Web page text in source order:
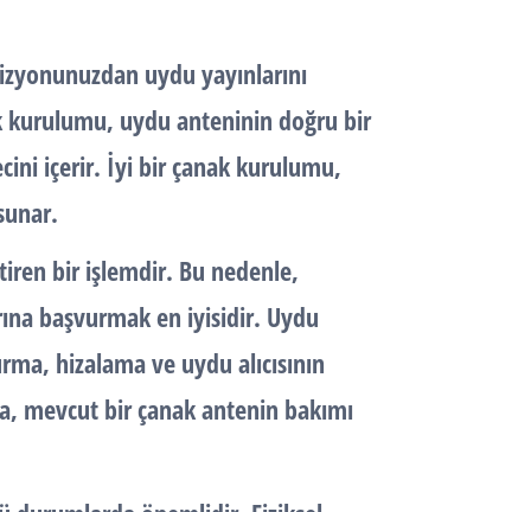
uydu yayınlarını
kurulumu, uydu anteninin doğru bir
içerir. İyi bir çanak kurulumu,
bir işlemdir. Bu nedenle,
başvurmak en iyisidir. Uydu
hizalama ve uydu alıcısının
mevcut bir çanak antenin bakımı